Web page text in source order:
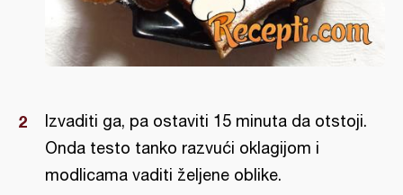
Izvaditi ga, pa ostaviti 15 minuta da otstoji.
Onda testo tanko razvući oklagijom i
modlicama vaditi željene oblike.